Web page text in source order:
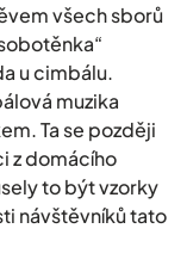
všech sborů
u cimbálu.
muzika
Ta se později
z domácího
to být vzorky
návštěvníků tato